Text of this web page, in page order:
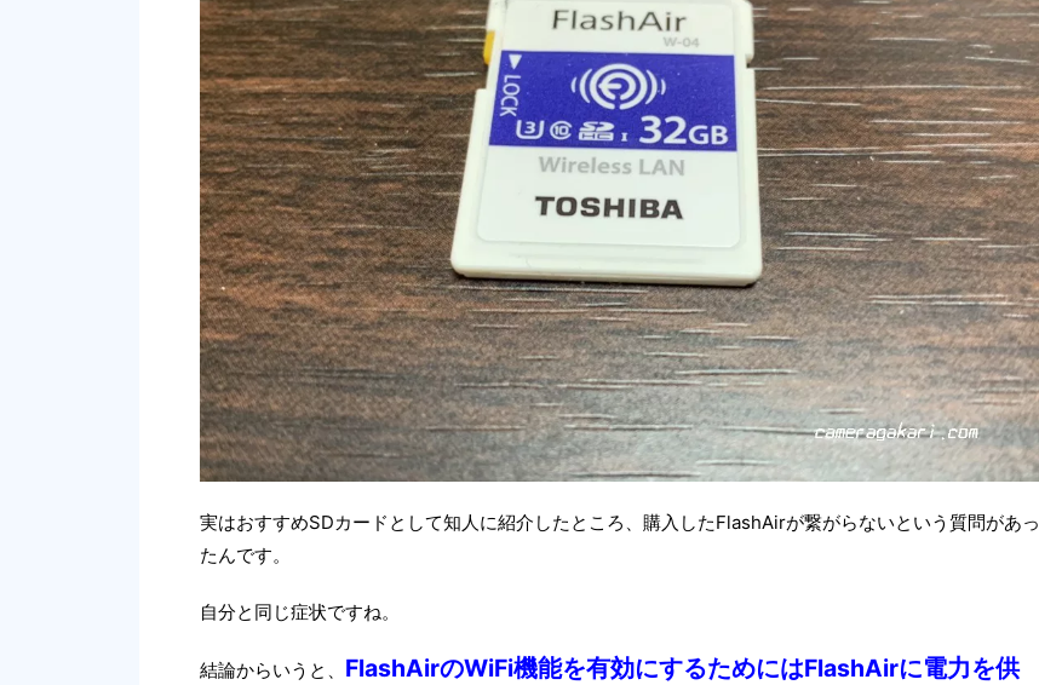
実はおすすめSDカードとして知人に紹介したところ、購入したFlashAirが繋がらないという質問があっ
たんです。
自分と同じ症状ですね。
結論からいうと、 FlashAirのWiFi機能を有効にするためにはFlashAirに電力を供